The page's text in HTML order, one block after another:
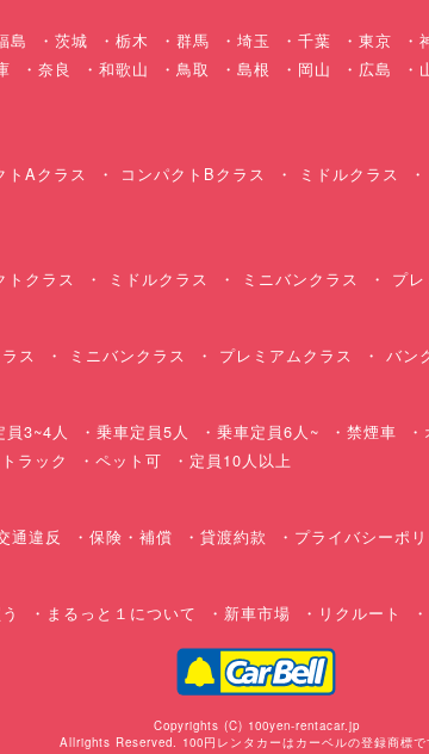
島 茨城 栃木 群馬 埼玉 千葉 東京
奈良 和歌山 鳥取 島根 岡山 広島
トAクラス コンパクトBクラス ミドルクラス
トクラス ミドルクラス ミニバンクラス プ
ス ミニバンクラス プレミアムクラス バン
員3~4人 乗車定員5人 乗車定員6人~ 禁煙車
ラック ペット可 定員10人以上
通違反 保険・補償 貸渡約款 プライバシーポ
まるっと１について 新車市場 リクルート
Copyrights (C) 100yen-rentacar.jp
Allrights Reserved. 100円レンタカーはカーベルの登録商標で